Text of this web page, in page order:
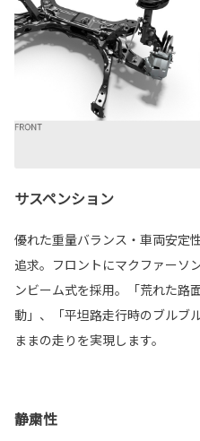
サスペンション
優れた重量バランス・車両安定
追求。フロントにマクファーソ
ンビーム式を採用。「荒れた路
動」、「平坦路走行時のブルブ
ままの走りを実現します。
静粛性